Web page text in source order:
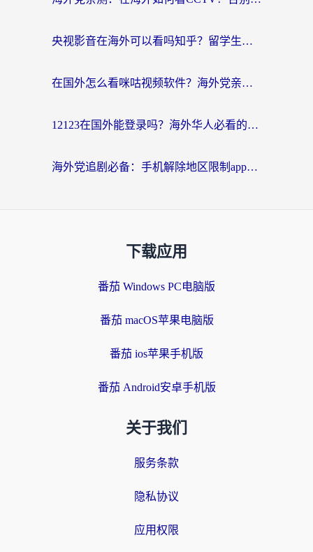
央视影音在海外可以看吗知乎？留学生亲测：3步解决地域限制+追剧自由
在国外怎么看咪咕视频软件？海外党亲测有效的回国加速方案
12123在国外能登录吗？海外华人必看的回国加速实用指南
海外党追剧必备：手机解除地区限制app怎么选？解决央视视频&国内剧地区限制全指南
下载应用
番茄 Windows PC电脑版
番茄 macOS苹果电脑版
番茄 ios苹果手机版
番茄 Android安卓手机版
关于我们
服务条款
隐私协议
应用权限